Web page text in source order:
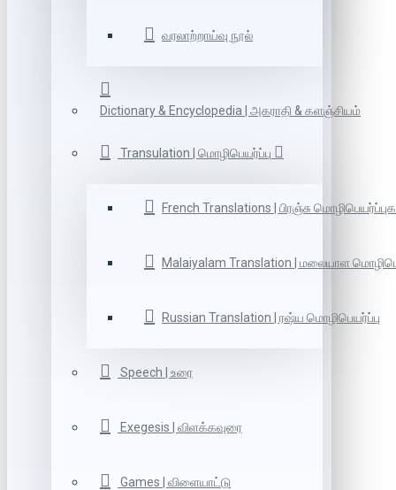
வரலாற்றாய்வு நூல்
Dictionary & Encyclopedia | அகராதி & களஞ்சியம்
Transulation | மொழிபெயர்ப்பு
French Translations | பிரஞ்சு
Malaiyalam Translation | மலையாள
Russian Translation | ரஷ்ய மொழிபெயர்ப்பு
Speech | உரை
Exegesis | விளக்கவுரை
Games | விளையாட்டு